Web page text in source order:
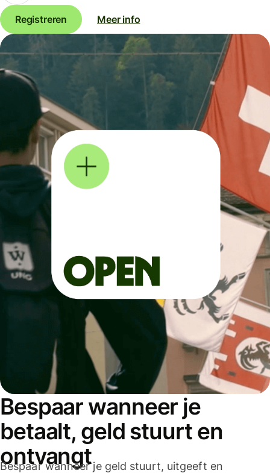
Registreren Meer info
Bespaar wanneer je
betaalt, geld stuurt en
ontvangt
Bespaar wanneer je geld stuurt, uitgeeft en